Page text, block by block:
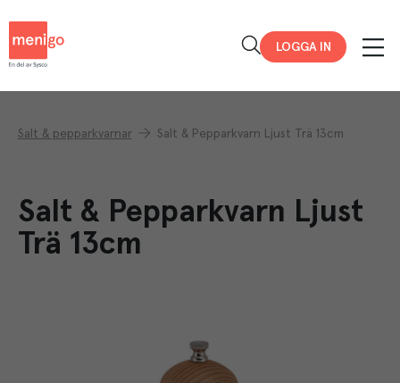
LOGGA IN
Salt & pepparkvarnar Salt & Pepparkvarn Ljust Trä 13cm
Salt & Pepparkvarn Ljust
Trä 13cm